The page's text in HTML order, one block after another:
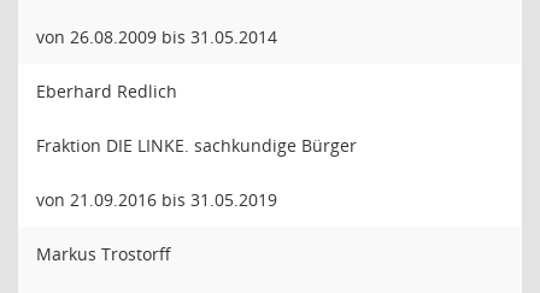
von 26.08.2009 bis 31.05.2014
Eberhard Redlich
Fraktion DIE LINKE. sachkundige Bürger
von 21.09.2016 bis 31.05.2019
Markus Trostorff